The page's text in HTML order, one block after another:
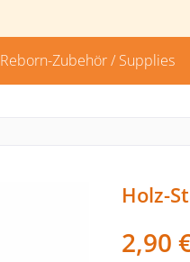
Reborn-Zubehör / Supplies
Holz-
2,90